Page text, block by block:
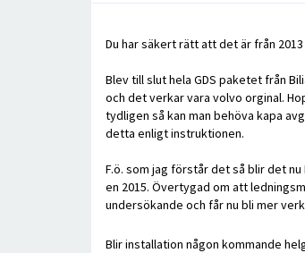
Du har säkert rätt att det är från
Blev till slut hela GDS paketet från
och det verkar vara volvo orginal.
tydligen så kan man behöva kapa
detta enligt instruktionen.
F.ö. som jag förstår det så blir det
en 2015. Övertygad om att
undersökande och får nu bli mer
Blir installation någon kommande